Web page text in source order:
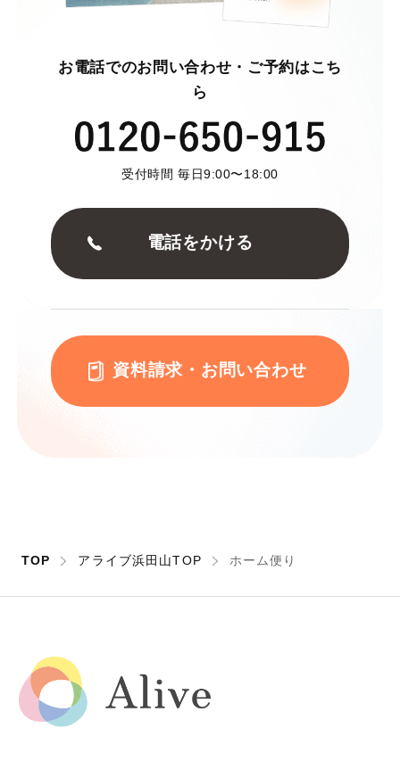
お電話でのお問い合わせ・ご予約はこち
ら
受付時間 毎日9:00〜18:00
電話をかける
資料請求・お問い合わせ
TOP アライブ浜田山TOP ホーム便り